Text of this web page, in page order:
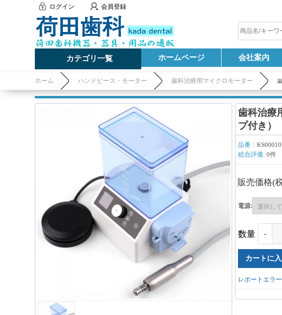
ログイン 会員登録
カテゴリ一覧 ホームページ 会社案内
ホーム ハンドピース・モーター 歯科治療用マイクロモーター
歯科治療
プ付き）
品番：
総合評価: 0件
販売価格(
電源:
数量 -
レポートエラ